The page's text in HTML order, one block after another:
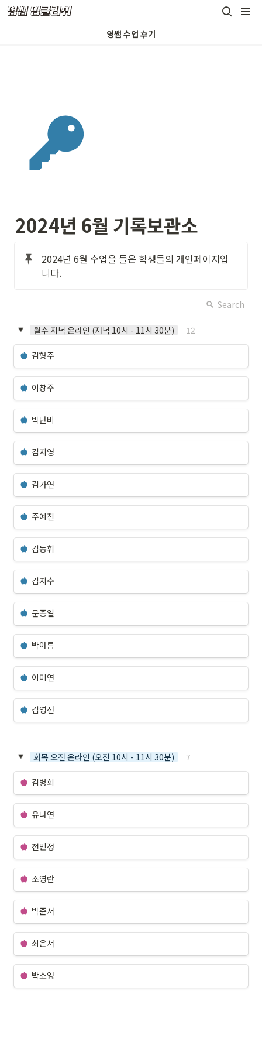
영쌤 수업 후기
2024년 6월 기록보관소
2024년 6월 수업을 들은 학생들의 개인페이지입
니다.
Search
월수 저녁 온라인 (저녁 10시 - 11시 30분) 12
김형주
이창주
박단비
김지영
김가연
주예진
김동휘
김지수
문종일
박아름
이미연
김영선
화목 오전 온라인 (오전 10시 - 11시 30분) 7
김병희
유나연
전민정
소영란
박준서
최은서
박소영